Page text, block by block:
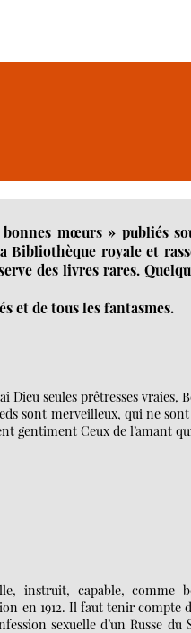
mœurs » publiés
Bibliothèque royale et
des livres rares.
et de tous les fantasmes.
Dieu seules prêtresses vraies,
sont merveilleux, qui ne sont
gentiment Ceux de l’amant
instruit, capable, comme
en 1912. Il faut tenir compte
sexuelle d’un Russe du